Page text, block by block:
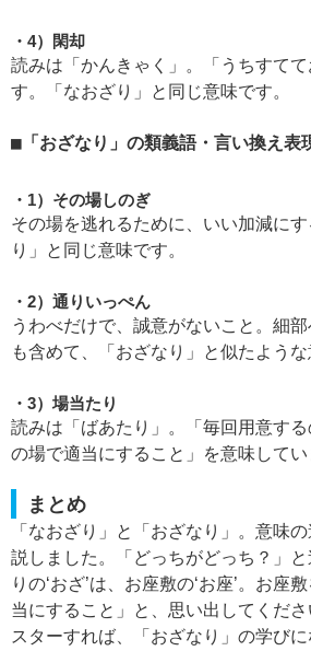
4）閑却
読みは「かんきゃく」。「うちすて
す。「なおざり」と同じ意味です。
「おざなり」の類義語・言い換え表
1）その場しのぎ
その場を逃れるために、いい加減に
り」と同じ意味です。
2）通りいっぺん
うわべだけで、誠意がないこと。細
も含めて、「おざなり」と似たような
3）場当たり
読みは「ばあたり」。「毎回用意す
の場で適当にすること」を意味してい
まとめ
「なおざり」と「おざなり」。意味
説しました。「どっちがどっち？」
りの‘おざ’は、お座敷の‘お座’。お座
当にすること」と、思い出してくだ
スターすれば、「おざなり」の学び